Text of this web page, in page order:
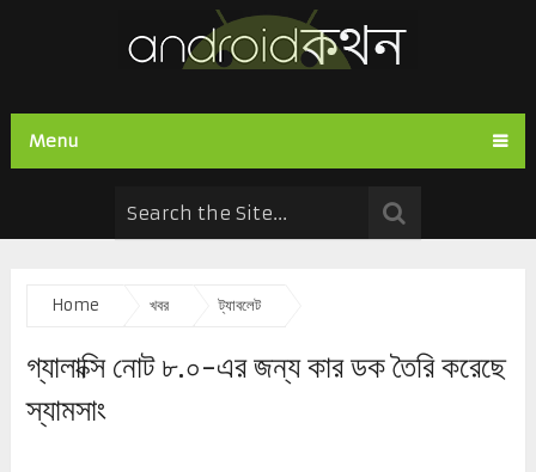
Menu
Home খবর ট্যাবলেট
গ্যালাক্সি নোট ৮.০-এর জন্য কার ডক তৈরি করেছে
স্যামসাং